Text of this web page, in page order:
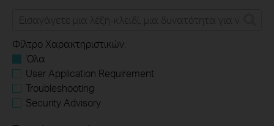
Φίλτρο Χαρακτηριστικών:
Όλα
User Application Requirement
Troubleshooting
Security Advisory